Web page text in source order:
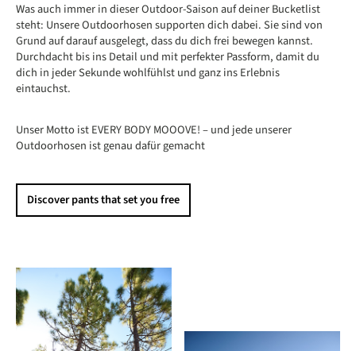
Was auch immer in dieser Outdoor-Saison auf deiner Bucketlist
steht: Unsere Outdoorhosen supporten dich dabei. Sie sind von
Grund auf darauf ausgelegt, dass du dich frei bewegen kannst.
Durchdacht bis ins Detail und mit perfekter Passform, damit du
dich in jeder Sekunde wohlfühlst und ganz ins Erlebnis
eintauchst.
Unser Motto ist EVERY BODY MOOOVE! – und jede unserer
Outdoorhosen ist genau dafür gemacht
Discover pants that set you free